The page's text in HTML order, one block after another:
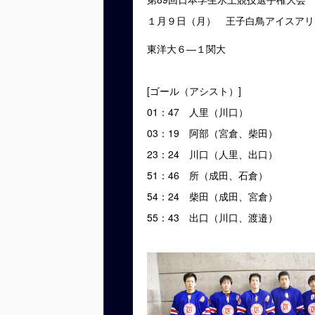
１月９日（月） 王子白鳥アイスア
東洋大６―１関大
[ゴール（アシスト）]
01：47 人里（川口）
03：19 阿部（宮倉、柴田）
23：24 川口（人里、出口）
51：46 所（成田、石倉）
54：24 柴田（成田、宮倉）
55：43 出口（川口、渡邉）